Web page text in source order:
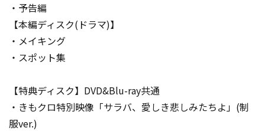
・予告編
【本編ディスク(ドラマ)】
・メイキング
・スポット集
【特典ディスク】DVD&Blu-ray共通
・きもクロ特別映像「サラバ、愛しき悲しみたちよ」(制
服ver.)